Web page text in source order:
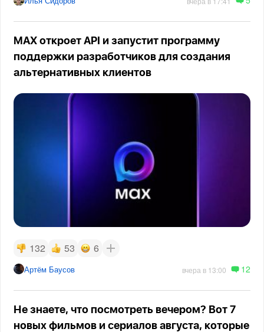
MAX откроет API и запустит программу
поддержки разработчиков для создания
альтернативных клиентов
132 53 6
Артём Баусов вчера в 13:00 12
Не знаете, что посмотреть вечером? Вот 7
новых фильмов и сериалов августа, которые